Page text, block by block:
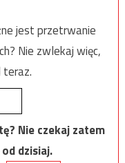
jest przetrwanie
Nie zwlekaj więc,
teraz.
Nie czekaj zatem
dzisiaj.